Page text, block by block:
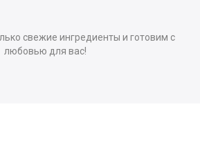
свежие ингредиенты и готовим с
любовью для вас!